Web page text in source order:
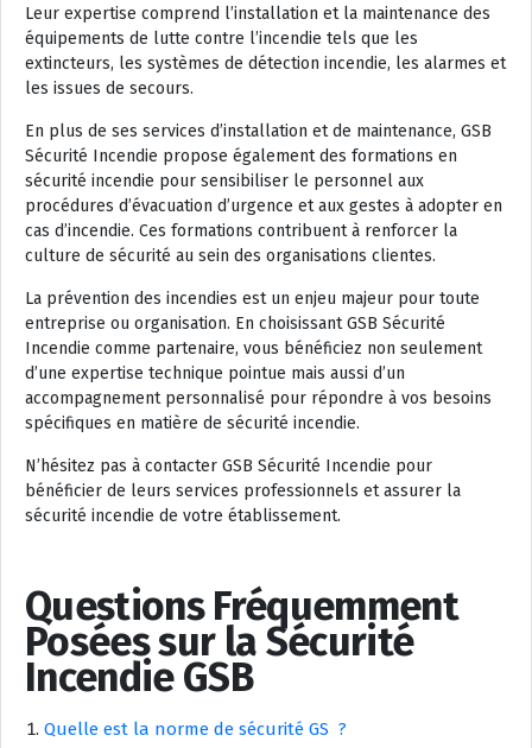
Leur expertise comprend l’installation et la maintenance des
équipements de lutte contre l’incendie tels que les
extincteurs, les systèmes de détection incendie, les alarmes et
les issues de secours.
En plus de ses services d’installation et de maintenance, GSB
Sécurité Incendie propose également des formations en
sécurité incendie pour sensibiliser le personnel aux
procédures d’évacuation d’urgence et aux gestes à adopter en
cas d’incendie. Ces formations contribuent à renforcer la
culture de sécurité au sein des organisations clientes.
La prévention des incendies est un enjeu majeur pour toute
entreprise ou organisation. En choisissant GSB Sécurité
Incendie comme partenaire, vous bénéficiez non seulement
d’une expertise technique pointue mais aussi d’un
accompagnement personnalisé pour répondre à vos besoins
spécifiques en matière de sécurité incendie.
N’hésitez pas à contacter GSB Sécurité Incendie pour
bénéficier de leurs services professionnels et assurer la
sécurité incendie de votre établissement.
Questions Fréquemment
Posées sur la Sécurité
Incendie GSB
Quelle est la norme de sécurité GS ?